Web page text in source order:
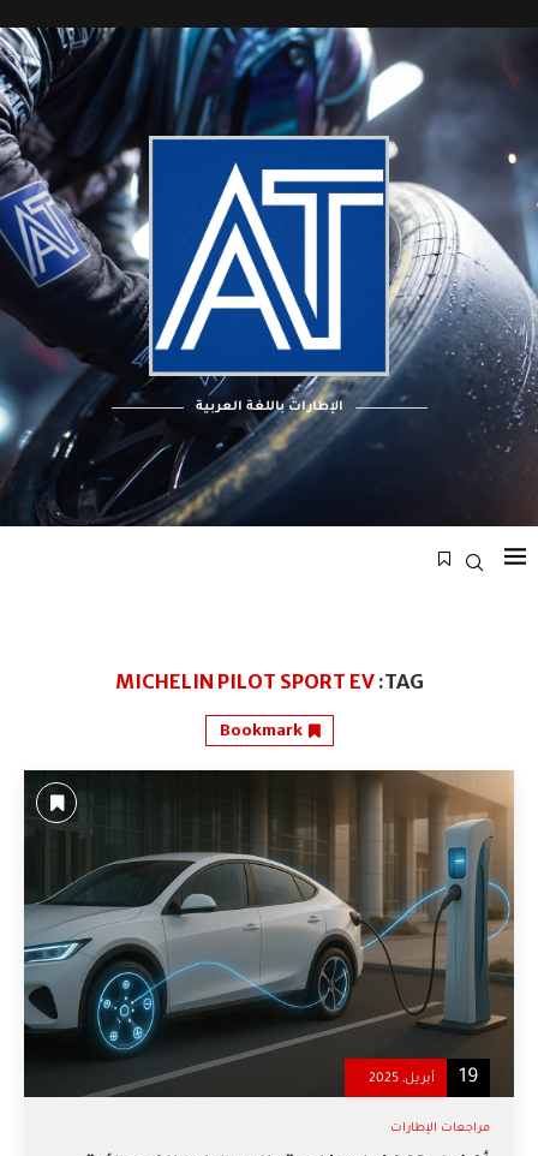
الإطارات باللغة العربية
TAG:
MICHELIN PILOT SPORT EV
Bookmark
19 أبريل, 2025
مراجعات الإطارات